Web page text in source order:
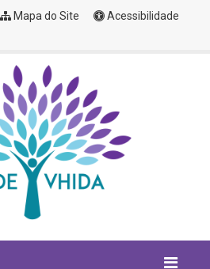
Mapa do Site
Acessibilidade